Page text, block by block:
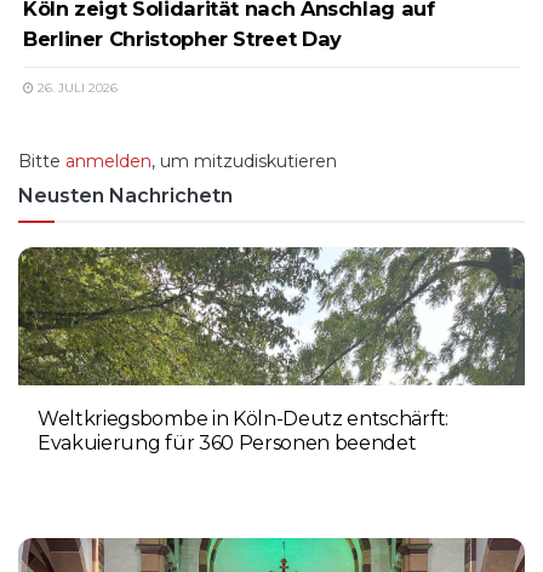
Köln zeigt Solidarität nach Anschlag auf
Berliner Christopher Street Day
26. JULI 2026
Bitte anmelden, um mitzudiskutieren
Neusten Nachrichetn
Weltkriegsbombe in Köln-Deutz entschärft:
Evakuierung für 360 Personen beendet